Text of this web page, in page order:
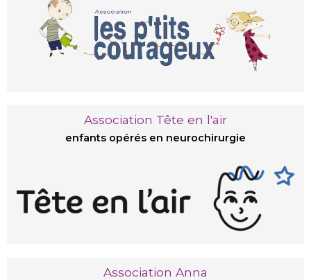
Association Tête en l'air
enfants opérés en neurochirurgie
Association Anna